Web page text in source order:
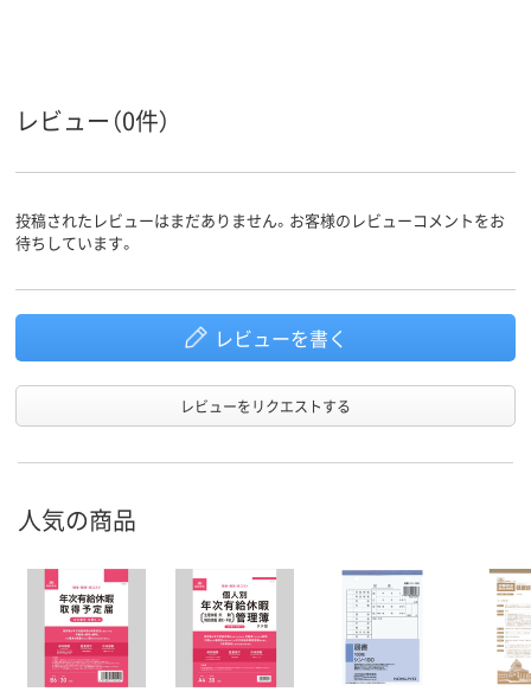
レビュー（0件）
投稿されたレビューはまだありません。お客様のレビューコメントをお
待ちしています。
レビューを書く
レビューをリクエストする
人気の商品